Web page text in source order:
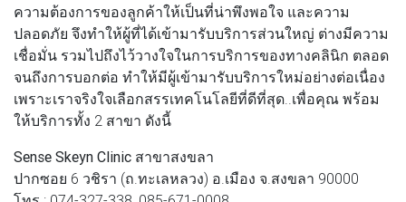
ความต้องการของลูกค้าให้เป็นที่น่าพึงพอใจ และความ
ปลอดภัย จึงทำให้ผู้ที่ได้เข้ามารับบริการส่วนใหญ่ ต่างมีความ
เชื่อมั่น รวมไปถึงไว้วางใจในการบริการของทางคลินิก ตลอด
จนถึงการบอกต่อ ทำให้มีผู้เข้ามารับบริการใหม่อย่างต่อเนื่อง
เพราะเราจริงใจเลือกสรรเทคโนโลยีที่ดีที่สุด..เพื่อคุณ พร้อม
ให้บริการทั้ง 2 สาขา ดังนี้
Sense Skeyn Clinic สาขาสงขลา
ปากซอย 6 วชิรา (ถ.ทะเลหลวง) อ.เมือง จ.สงขลา 90000